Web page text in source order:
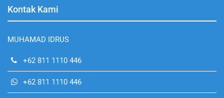
Kontak Kami
MUHAMAD IDRUS
+62 811 1110 446
+62 811 1110 446